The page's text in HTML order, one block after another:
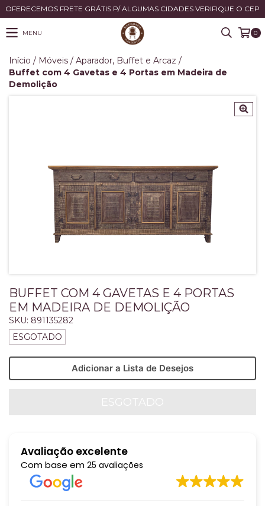
OFERECEMOS FRETE GRÁTIS P/ ALGUMAS CIDADES VERIFIQUE O CEP
MENU 0
Início / Móveis / Aparador, Buffet e Arcaz /
Buffet com 4 Gavetas e 4 Portas em Madeira de
Demolição
BUFFET COM 4 GAVETAS E 4 PORTAS
EM MADEIRA DE DEMOLIÇÃO
SKU: 891135282
ESGOTADO
Adicionar a Lista de Desejos
Avaliação excelente
Com base em 25 avaliações